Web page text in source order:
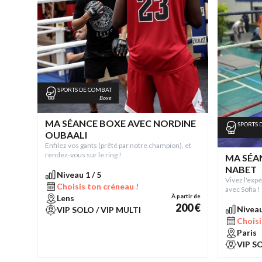
SPORTS DE COMBAT
Boxe
MA SÉANCE BOXE AVEC NORDINE
OUBAALI
Enfilez vos gants (prêté par notre champion), et
rendez-vous sur le ring !
Niveau 1 / 5
Choisis ton créneau !
Lens
VIP SOLO / VIP MULTI
À partir de
200 €
SPORTS
MA
NABET
Vivez
avec Sofia !
Paris
VIP